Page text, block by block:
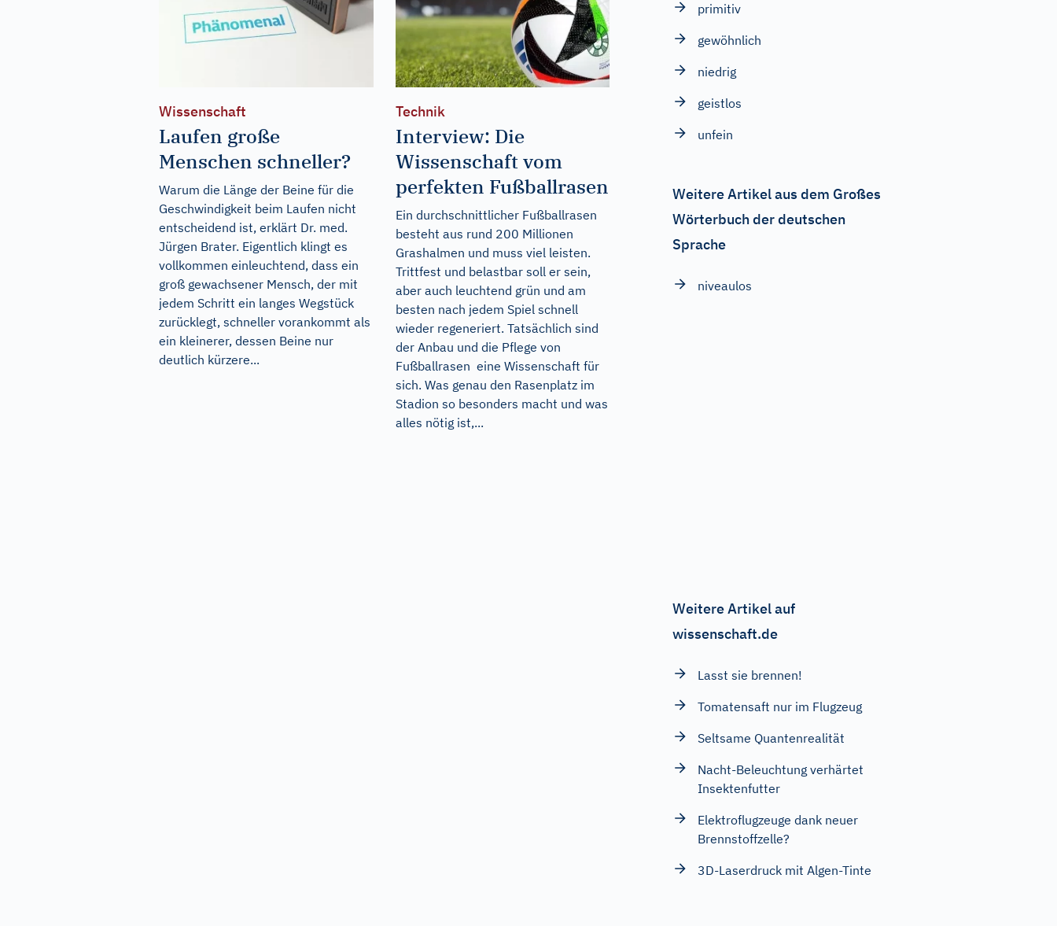
Wissenschaft
Laufen große
Menschen schneller?
Warum die Länge der Beine für die
Geschwindigkeit beim Laufen nicht
entscheidend ist, erklärt Dr. med.
Jürgen Brater. Eigentlich klingt es
vollkommen einleuchtend, dass ein
groß gewachsener Mensch, der mit
jedem Schritt ein langes Wegstück
zurücklegt, schneller vorankommt als
ein kleinerer, dessen Beine nur
deutlich kürzere...
Technik
Interview: Die
Wissenschaft vom
perfekten Fußballrasen
Ein durchschnittlicher Fußballrasen
besteht aus rund 200 Millionen
Grashalmen und muss viel leisten.
Trittfest und belastbar soll er sein,
aber auch leuchtend grün und am
besten nach jedem Spiel schnell
wieder regeneriert. Tatsächlich sind
der Anbau und die Pflege von
Fußballrasen eine Wissenschaft für
sich. Was genau den Rasenplatz im
Stadion so besonders macht und was
alles nötig ist,...
primitiv
gewöhnlich
niedrig
geistlos
unfein
Weitere Artikel aus dem Großes
Wörterbuch der deutschen
Sprache
niveaulos
Weitere Artikel auf
wissenschaft.de
Lasst sie brennen!
Tomatensaft nur im Flugzeug
Seltsame Quantenrealität
Nacht-Beleuchtung verhärtet
Insektenfutter
Elektroflugzeuge dank neuer
Brennstoffzelle?
3D-Laserdruck mit Algen-Tinte